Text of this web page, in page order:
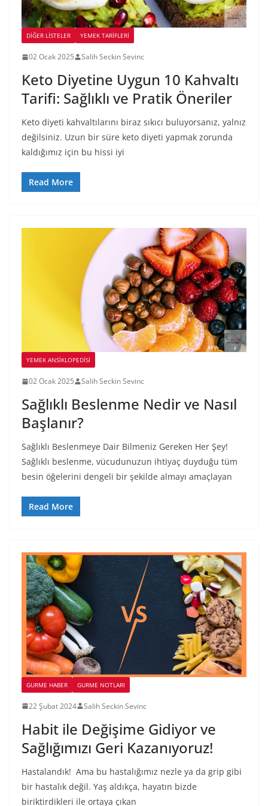
DIĞER LISTELER YEMEK TARİFLERİ
02 Ocak 2025 Salih Seckin Sevinc
Keto Diyetine Uygun 10 Kahvaltı
Tarifi: Sağlıklı ve Pratik Öneriler
Keto diyeti kahvaltılarını biraz sıkıcı buluyorsanız, yalnız
değilsiniz. Uzun bir süre keto diyeti yapmak zorunda
kaldığımız için bu hissi iyi
Read More
YEMEK ANSİKLOPEDİSİ
02 Ocak 2025 Salih Seckin Sevinc
Sağlıklı Beslenme Nedir ve Nasıl
Başlanır?
Sağlıklı Beslenmeye Dair Bilmeniz Gereken Her Şey!
Sağlıklı beslenme, vücudunuzun ihtiyaç duyduğu tüm
besin öğelerini dengeli bir şekilde almayı amaçlayan
Read More
GURME HABER GURME NOTLARI
22 Şubat 2024 Salih Seckin Sevinc
Habit ile Değişime Gidiyor ve
Sağlığımızı Geri Kazanıyoruz!
Hastalandık! Ama bu hastalığımız nezle ya da grip gibi
bir hastalık değil. Yaş aldıkça, hayatın bizde
biriktirdikleri ile ortaya çıkan